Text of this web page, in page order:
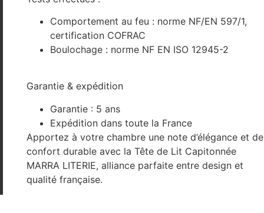
Comportement au feu : norme NF/EN 597/1,
certification COFRAC
Boulochage : norme NF EN ISO 12945-2
Garantie & expédition
Garantie : 5 ans
Expédition dans toute la France
Apportez à votre chambre une note d’élégance et de
confort durable avec la Tête de Lit Capitonnée
MARRA LITERIE, alliance parfaite entre design et
qualité française.